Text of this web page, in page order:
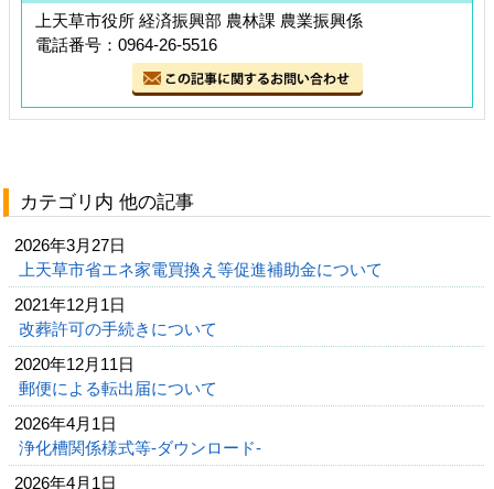
上天草市役所 経済振興部 農林課 農業振興係
電話番号：0964-26-5516
カテゴリ内 他の記事
2026年3月27日
上天草市省エネ家電買換え等促進補助金について
2021年12月1日
改葬許可の手続きについて
2020年12月11日
郵便による転出届について
2026年4月1日
浄化槽関係様式等-ダウンロード-
2026年4月1日